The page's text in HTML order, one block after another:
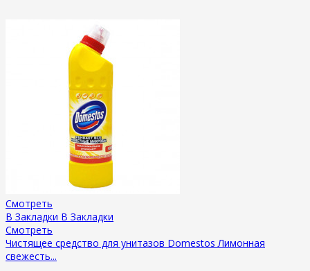
Смотреть
В Закладки В Закладки
Смотреть
Чистящее средство для унитазов Domestos Лимонная
свежесть...